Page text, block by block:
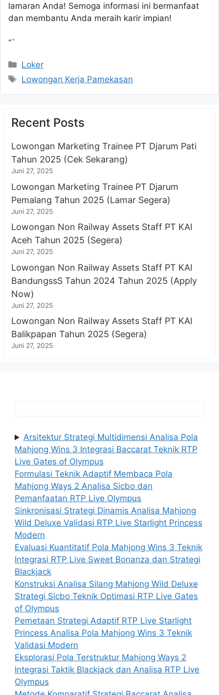
lamaran Anda! Semoga informasi ini bermanfaat
dan membantu Anda meraih karir impian!
“`
Kategori
Loker
Tag
Lowongan Kerja Pamekasan
Recent Posts
Lowongan Marketing Trainee PT Djarum Pati
Tahun 2025 (Cek Sekarang)
Juni 27, 2025
Lowongan Marketing Trainee PT Djarum
Pemalang Tahun 2025 (Lamar Segera)
Juni 27, 2025
Lowongan Non Railway Assets Staff PT KAI
Aceh Tahun 2025 (Segera)
Juni 27, 2025
Lowongan Non Railway Assets Staff PT KAI
BandungssS Tahun 2024 Tahun 2025 (Apply
Now)
Juni 27, 2025
Lowongan Non Railway Assets Staff PT KAI
Balikpapan Tahun 2025 (Segera)
Juni 27, 2025
Arsitektur Strategi Multidimensi Analisa Pola
Mahjong Wins 3 Integrasi Baccarat Teknik RTP
Live Gates of Olympus
Formulasi Teknik Adaptif Membaca Pola
Mahjong Ways 2 Analisa Sicbo dan
Pemanfaatan RTP Live Olympus
Sinkronisasi Strategi Dinamis Analisa Mahjong
Wild Deluxe Validasi RTP Live Starlight Princess
Modern
Evaluasi Kuantitatif Pola Mahjong Wins 3 Teknik
Integrasi RTP Live Sweet Bonanza dan Strategi
Blackjack
Konstruksi Analisa Silang Mahjong Wild Deluxe
Strategi Sicbo Teknik Optimasi RTP Live Gates
of Olympus
Pemetaan Strategi Adaptif RTP Live Starlight
Princess Analisa Pola Mahjong Wins 3 Teknik
Validasi Modern
Eksplorasi Pola Terstruktur Mahjong Ways 2
Integrasi Taktik Blackjack dan Analisa RTP Live
Olympus